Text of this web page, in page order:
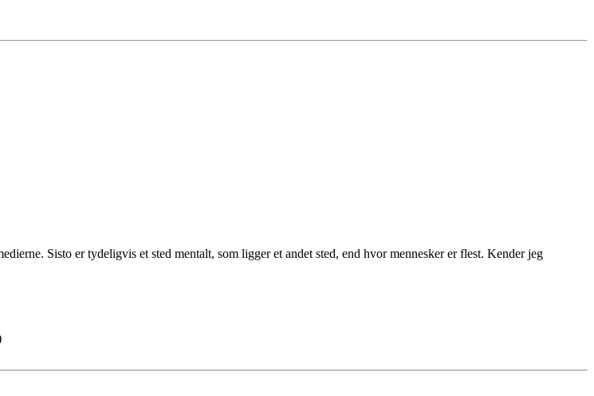
Sisto er tydeligvis et sted mentalt, som ligger et andet sted, end hvor mennesker er flest. Kender jeg